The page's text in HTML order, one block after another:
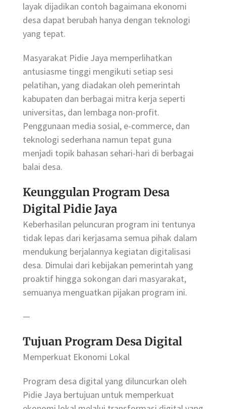
layak dijadikan contoh bagaimana ekonomi
desa dapat berubah hanya dengan teknologi
yang tepat.
Masyarakat Pidie Jaya memperlihatkan
antusiasme tinggi mengikuti setiap sesi
pelatihan, yang diadakan oleh pemerintah
kabupaten dan berbagai mitra kerja seperti
universitas, dan lembaga non-profit.
Penggunaan media sosial, e-commerce, dan
teknologi sederhana namun tepat guna
menjadi topik bahasan sehari-hari di berbagai
balai desa.
Keunggulan Program Desa
Digital Pidie Jaya
Keberhasilan peluncuran program ini tentunya
tidak lepas dari kerjasama semua pihak dalam
mendukung berjalannya kegiatan digitalisasi
desa. Dimulai dari kebijakan pemerintah yang
proaktif hingga sokongan dari masyarakat,
semuanya menguatkan pijakan program ini.
—
Tujuan Program Desa Digital
Memperkuat Ekonomi Lokal
Program desa digital yang diluncurkan oleh
Pidie Jaya bertujuan untuk memperkuat